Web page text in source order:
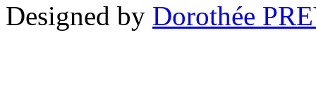
Designed by Dorothée